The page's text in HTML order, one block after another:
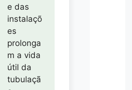
e das
instalaçõ
es
prolonga
m a vida
útil da
tubulaçã